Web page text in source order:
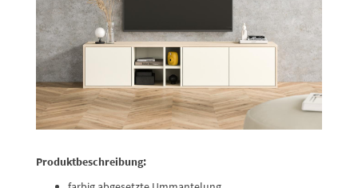
Produktbeschreibung: